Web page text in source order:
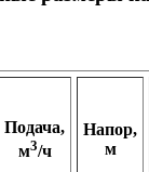
Подача,
м3/ч
Напор,
м